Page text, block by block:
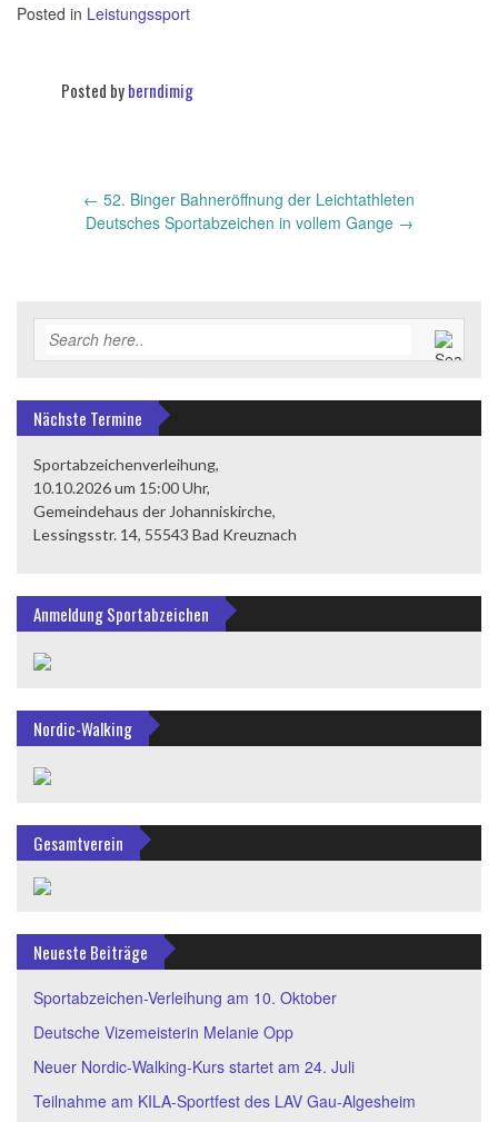
Posted in Leistungssport
Posted byberndimig
← 52. Binger Bahneröffnung der Leichtathleten
Deutsches Sportabzeichen in vollem Gange →
Nächste Termine
Sportabzeichenverleihung,
10.10.2026 um 15:00 Uhr,
Gemeindehaus der Johanniskirche,
Lessingsstr. 14, 55543 Bad Kreuznach
Anmeldung Sportabzeichen
Nordic-Walking
Gesamtverein
Neueste Beiträge
Sportabzeichen-Verleihung am 10. Oktober
Deutsche Vizemeisterin Melanie Opp
Neuer Nordic-Walking-Kurs startet am 24. Juli
Teilnahme am KILA-Sportfest des LAV Gau-Algesheim